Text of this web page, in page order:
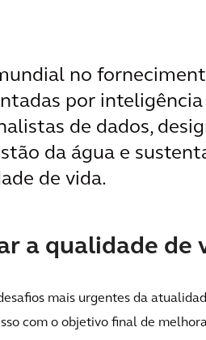
no
por
de dados,
da água e
de vida.
a qualidade de
mais urgentes da
com o objetivo final de